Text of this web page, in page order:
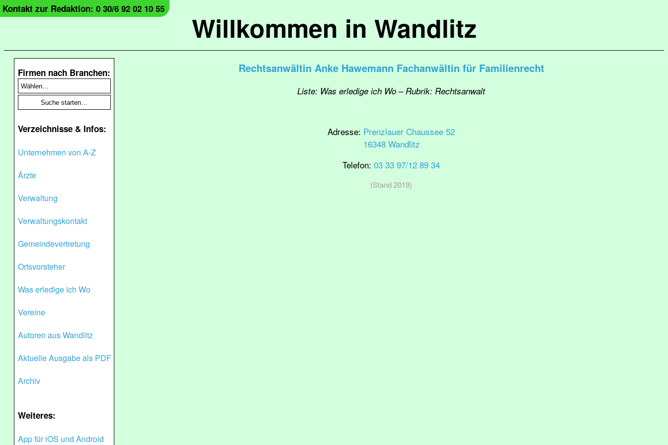
Willkommen in Wandlitz
Kontakt zur Redaktion: 0 30/6 92 02 10 55
Firmen nach Branchen:
Verzeichnisse & Infos:
Unternehmen von A-Z
Ärzte
Verwaltung
Verwaltungskontakt
Gemeindevertretung
Ortsvorsteher
Was erledige ich Wo
Vereine
Autoren aus Wandlitz
Aktuelle Ausgabe als PDF
Archiv
Weiteres:
App für iOS und Android
Rechtsanwältin Anke Hawemann Fachanwältin für Familienrecht
Liste: Was erledige ich Wo – Rubrik: Rechtsanwalt
Adresse: Prenzlauer Chaussee 52
16348 Wandlitz
Telefon: 03 33 97/12 89 34
(Stand 2019)